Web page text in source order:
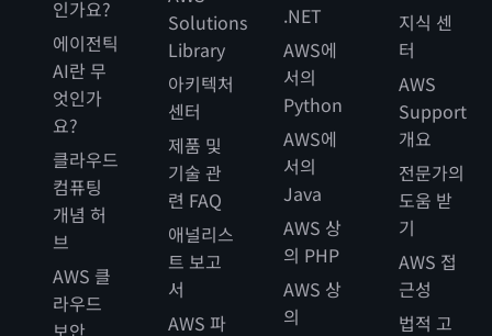
인가요?
에이전틱
AI란 무
엇인가
요?
클라우드
컴퓨팅
개념 허
브
AWS 클
라우드
보안
Solutions
Library
아키텍처
센터
제품 및
기술 관
련 FAQ
애널리스
트 보고
서
AWS 파
.NET
AWS에
서의
Python
AWS에
서의
Java
AWS 상
의 PHP
AWS 상
의
지식 센
터
AWS
Support
개요
전문가의
도움 받
기
AWS 접
근성
법적 고